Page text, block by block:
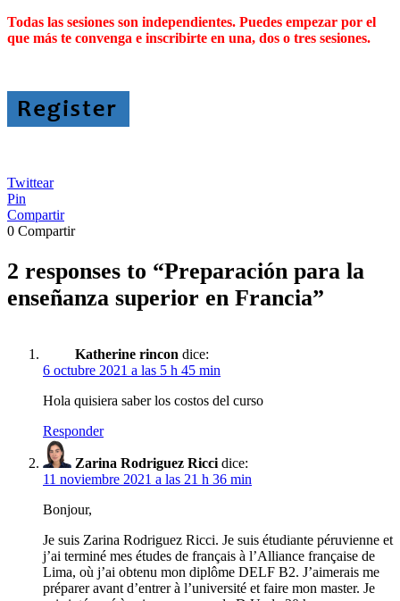
Todas las sesiones son independientes. Puedes empezar por el
que más te convenga e inscribirte en una, dos o tres sesiones.
Twittear
Pin
Compartir
0 Compartir
2 responses to “Preparación para la
enseñanza superior en Francia”
Katherine rincon dice:
6 octubre 2021 a las 5 h 45 min
Hola quisiera saber los costos del curso
Responder
Zarina Rodriguez Ricci dice:
11 noviembre 2021 a las 21 h 36 min
Bonjour,
Je suis Zarina Rodriguez Ricci. Je suis étudiante péruvienne et
j’ai terminé mes études de français à l’Alliance française de
Lima, où j’ai obtenu mon diplôme DELF B2. J’aimerais me
préparer avant d’entrer à l’université et faire mon master. Je